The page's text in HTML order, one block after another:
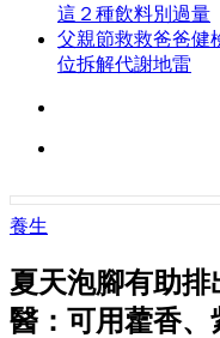
這２種飲料別過量
父親節救救爸爸健
位拆解代謝地雷
養生
夏天泡腳有助
醫：可用藿香